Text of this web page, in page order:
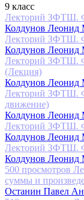
9 класс
Лекторий ЗФТШ.
Колдунов Леонид
Лекторий ЗФТШ.
Колдунов Леонид
Лекторий ЗФТШ.
(Лекция)
Колдунов Леонид
Лекторий ЗФТШ.
движение)
Колдунов Леонид
Лекторий ЗФТШ.
Колдунов Леонид
Лекторий ЗФТШ.
Колдунов Леонид
500 просмотров
суммы и
Останин Павел